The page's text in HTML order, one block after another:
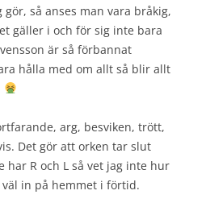
så anses man vara bråkig,
gäller i och för sig inte bara
är så förbannat
hålla med om allt så blir allt
arg, besviken, trött,
Det gör att orken tar slut
har R och L så vet jag inte hur
in på hemmet i förtid.